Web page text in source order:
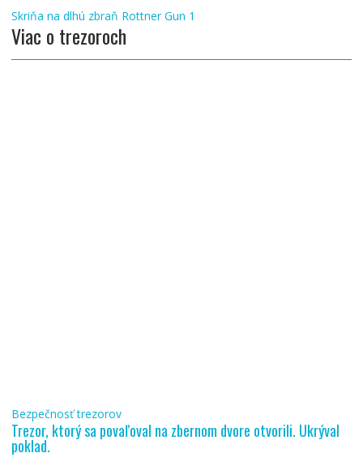
Navigácia
v
článku
Skriňa na dlhú zbraň Rottner Gun 1
Viac o trezoroch
Bezpečnosť trezorov
Trezor, ktorý sa povaľoval na zbernom dvore otvorili. Ukrýval
poklad.